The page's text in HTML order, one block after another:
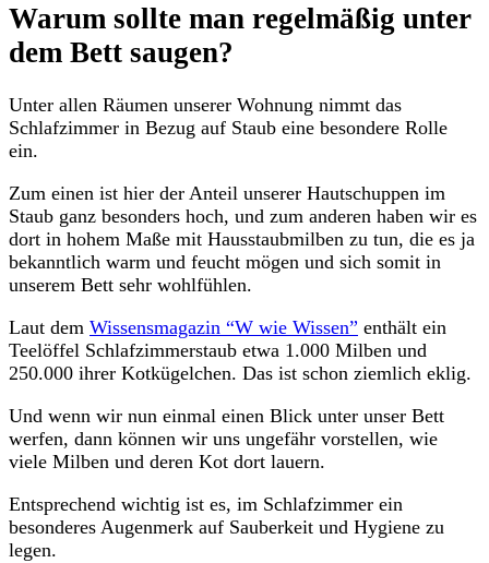
Warum sollte man regelmäßig unter
dem Bett saugen?
Unter allen Räumen unserer Wohnung nimmt das
Schlafzimmer in Bezug auf Staub eine besondere Rolle
ein.
Zum einen ist hier der Anteil unserer Hautschuppen im
Staub ganz besonders hoch, und zum anderen haben wir es
dort in hohem Maße mit Hausstaubmilben zu tun, die es ja
bekanntlich warm und feucht mögen und sich somit in
unserem Bett sehr wohlfühlen.
Laut dem Wissensmagazin “W wie Wissen” enthält ein
Teelöffel Schlafzimmerstaub etwa 1.000 Milben und
250.000 ihrer Kotkügelchen. Das ist schon ziemlich eklig.
Und wenn wir nun einmal einen Blick unter unser Bett
werfen, dann können wir uns ungefähr vorstellen, wie
viele Milben und deren Kot dort lauern.
Entsprechend wichtig ist es, im Schlafzimmer ein
besonderes Augenmerk auf Sauberkeit und Hygiene zu
legen.